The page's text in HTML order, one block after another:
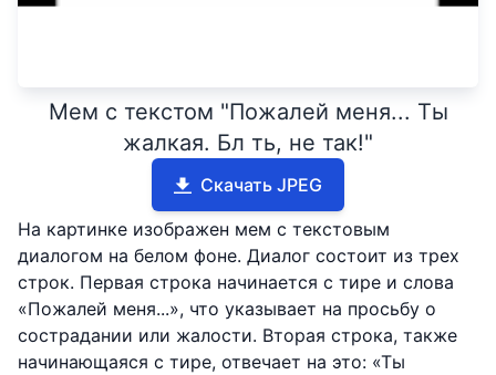
Мем с текстом "Пожалей меня... Ты
жалкая. Бл ть, не так!"
Скачать JPEG
На картинке изображен мем с текстовым
диалогом на белом фоне. Диалог состоит из трех
строк. Первая строка начинается с тире и слова
«Пожалей меня...», что указывает на просьбу о
сострадании или жалости. Вторая строка, также
начинающаяся с тире, отвечает на это: «Ты